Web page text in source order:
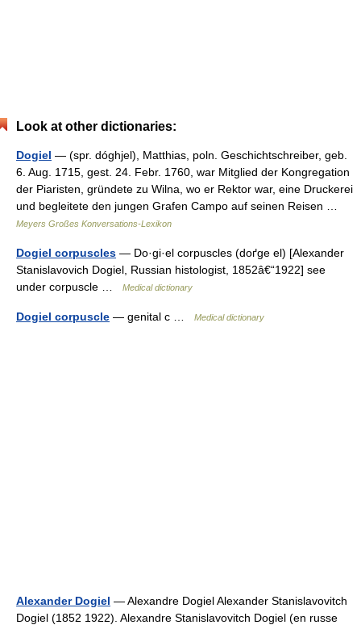
Look at other dictionaries:
Dogiel — (spr. dóghjel), Matthias, poln. Geschichtschreiber, geb.
6. Aug. 1715, gest. 24. Febr. 1760, war Mitglied der Kongregation
der Piaristen, gründete zu Wilna, wo er Rektor war, eine Druckerei
und begleitete den jungen Grafen Campo auf seinen Reisen …
Meyers Großes Konversations-Lexikon
Dogiel corpuscles — Do·gi·el corpuscles (doґge el) [Alexander
Stanislavovich Dogiel, Russian histologist, 1852â€“1922] see
under corpuscle …
Medical dictionary
Dogiel corpuscle — genital c … Medical dictionary
Alexander Dogiel — Alexandre Dogiel Alexander Stanislavovitch
Dogiel (1852 1922). Alexandre Stanislavovitch Dogiel (en russe